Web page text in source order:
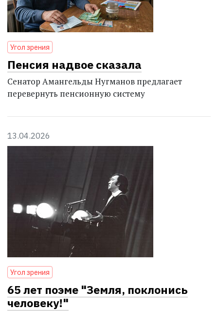
Угол зрения
Пенсия надвое сказала
Сенатор Амангельды Нугманов предлагает
перевернуть пенсионную систему
13.04.2026
Угол зрения
65 лет поэме "Земля, поклонись
человеку!"